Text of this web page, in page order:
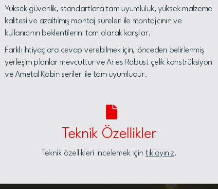
Yüksek güvenlik, standartlara tam uyumluluk, yüksek malzeme
kalitesi ve azaltılmış montaj süreleri ile montajcının ve
kullanıcının beklentilerini tam olarak karşılar.
Farklı ihtiyaçlara cevap verebilmek için, önceden belirlenmiş
yerleşim planlar mevcuttur ve Aries Robust çelik konstrüksiyon
ve Ametal Kabin serileri ile tam uyumludur.
Teknik Özellikler
Teknik özellikleri incelemek için tıklayınız.